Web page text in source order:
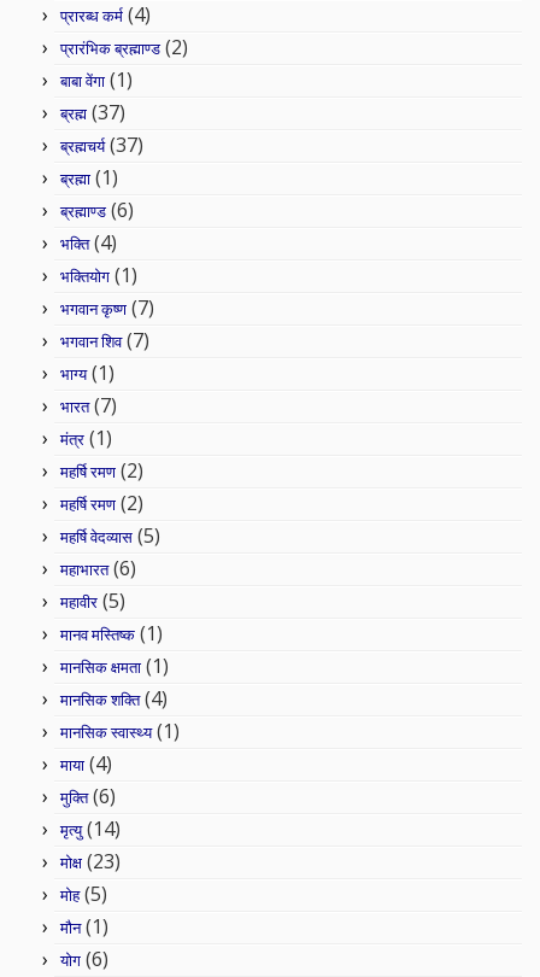
प्रारब्ध कर्म (4)
प्रारंभिक ब्रह्माण्ड (2)
बाबा वेंगा (1)
ब्रह्म (37)
ब्रह्मचर्य(37)
ब्रह्मा (1)
ब्रह्माण्ड (6)
भक्ति(4)
भक्तियोग (1)
भगवान कृष्ण (7)
भगवान शिव(7)
भाग्य(1)
भारत(7)
मंत्र (1)
महर्षि रमण (2)
महर्षि रमण (2)
महर्षि वेदव्यास (5)
महाभारत(6)
महावीर (5)
मानव मस्तिष्क (1)
मानसिक क्षमता (1)
मानसिक शक्ति(4)
मानसिक स्वास्थ्य(1)
माया (4)
मुक्ति(6)
मृत्यु(14)
मोक्ष (23)
मोह(5)
मौन(1)
योग (6)